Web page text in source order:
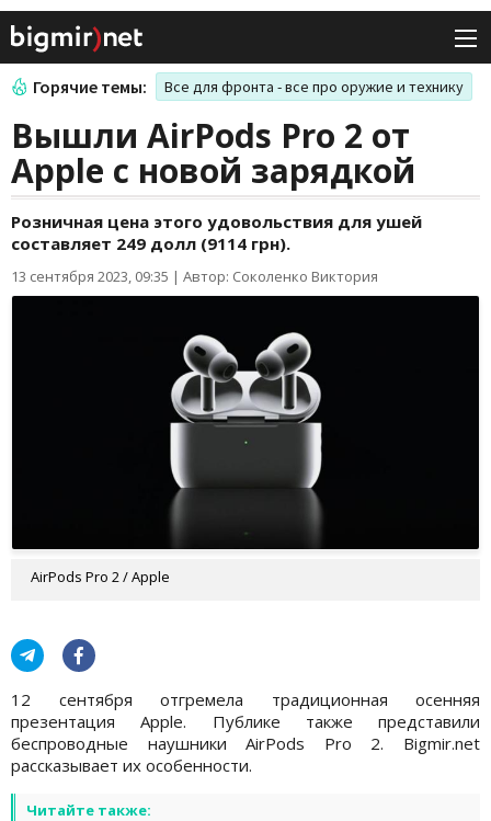
Горячие темы: Все для фронта - все про оружие и технику
Вышли AirPods Pro 2 от
Apple с новой зарядкой
Розничная цена этого удовольствия для ушей
составляет 249 долл (9114 грн).
13 сентября 2023, 09:35 | Автор: Соколенко Виктория
AirPods Pro 2 / Apple
12 сентября отгремела традиционная осенняя
презентация Apple. Публике также представили
беспроводные наушники AirPods Pro 2. Bigmir.net
рассказывает их особенности.
Читайте также: